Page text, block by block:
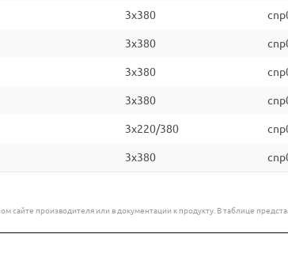
3x380
3x380
3x380
3x380
3x220/380
3x380
сайте производителя или в документации к продукту. В таблице